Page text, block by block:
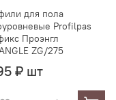
для пола
Profilpas
Проэнгл
ZG/275
₽ шт